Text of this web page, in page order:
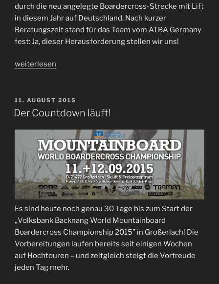
durch die neu angelegte Boardercross-Strecke mit Lift
in diesem Jahr auf Deutschland. Nach kurzer
Beratungszeit stand für das Team vom ATBA Germany
fest: Ja, dieser Herausforderung stellen wir uns!
„Nachbericht
Backnang
World
Boardercross
Championship
2015“
weiterlesen
VERÖFFENTLICHT
AM
11. AUGUST 2015
Der Countdown läuft!
Es sind heute noch genau 30 Tage bis zum Start der
„Volksbank Backnang World Mountainboard
Boardercross Championship 2015” in Großerlach! Die
Vorbereitungen laufen bereits seit einigen Wochen
auf Hochtouren – und zeitgleich steigt die Vorfreude
jeden Tag mehr.